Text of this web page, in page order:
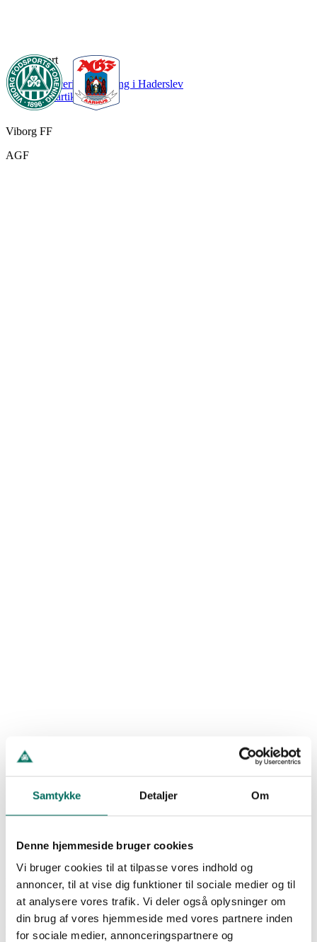
Samtykke Detaljer Om
Denne hjemmeside bruger cookies
Vi bruger cookies til at tilpasse vores indhold og
annoncer, til at vise dig funktioner til sociale medier og til
at analysere vores trafik. Vi deler også oplysninger om
din brug af vores hjemmeside med vores partnere inden
for sociale medier, annonceringspartnere og
Sport
Chancerig nulløsning i Haderslev
Læs artikel
Ansvarlighed
Viborg FF samler sit arbejde med ansvarlighed
Læs artikel
Viborg FF
AGF
Fredag D. 14/8 KL. 19:00
Energi Viborg Arena
T